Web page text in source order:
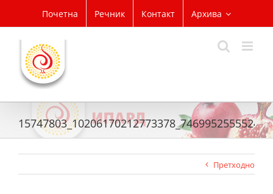
content
Почетна Речник Контакт Архива
Претходно